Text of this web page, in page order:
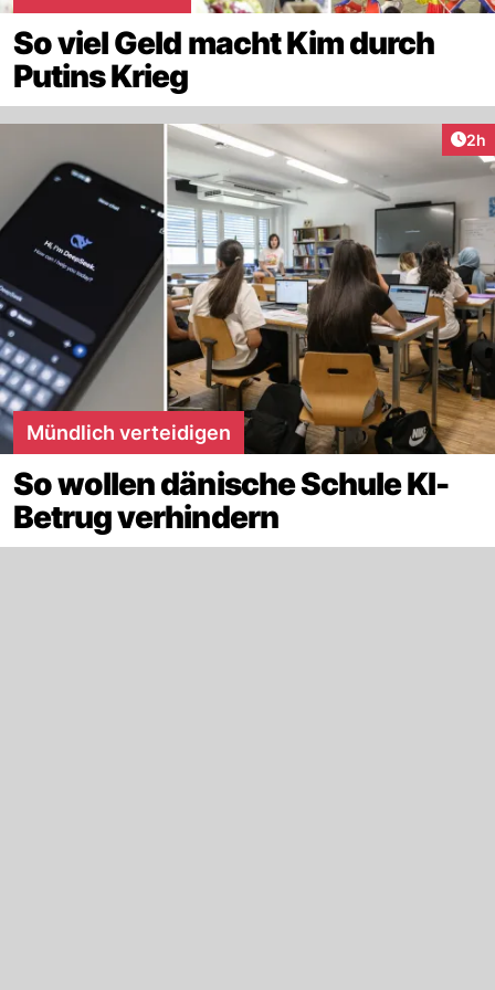
So viel Geld macht Kim durch
Putins Krieg
2h
Mündlich verteidigen
So wollen dänische Schule KI-
Betrug verhindern